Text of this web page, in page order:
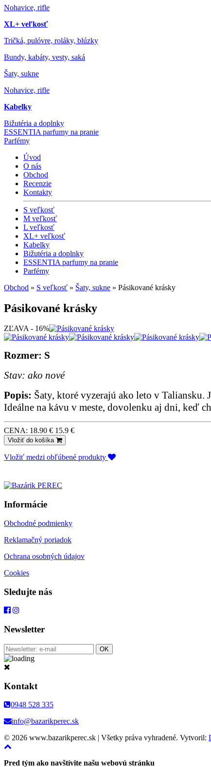
Nohavice, rifle
XL+ veľkosť
Tričká, pulóvre, roláky, blúzky
Bundy, kabáty, vesty, saká
Šaty, sukne
Nohavice, rifle
Kabelky
Bižutéria a doplnky
ESSENTIA parfumy na pranie
Parfémy
Úvod
O nás
Obchod
Recenzie
Kontakty
S veľkosť
M veľkosť
L veľkosť
XL+ veľkosť
Kabelky
Bižutéria a doplnky
ESSENTIA parfumy na pranie
Parfémy
Obchod » S veľkosť » Šaty, sukne » Pásikované krásky
Pásikované krásky
ZĽAVA - 16%
Rozmer: S
Stav: ako nové
Popis: Šaty, ktoré vyzerajú ako leto v Taliansku.
Ideálne na kávu v meste, dovolenku aj dni, keď
CENA: 18.90 € 15.9 €
Vložiť do košíka
Vložiť medzi obľúbené produkty
Informácie
Obchodné podmienky
Reklamačný poriadok
Ochrana osobných údajov
Cookies
Sledujte nás
Newsletter
Kontakt
0948 528 335
info@bazarikperec.sk
© 2026 www.bazarikperec.sk | Všetky práva vyhradené. Vytvoril:
Pred tým ako navštívite našu webovú stránku